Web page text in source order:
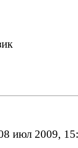
июл 2009,